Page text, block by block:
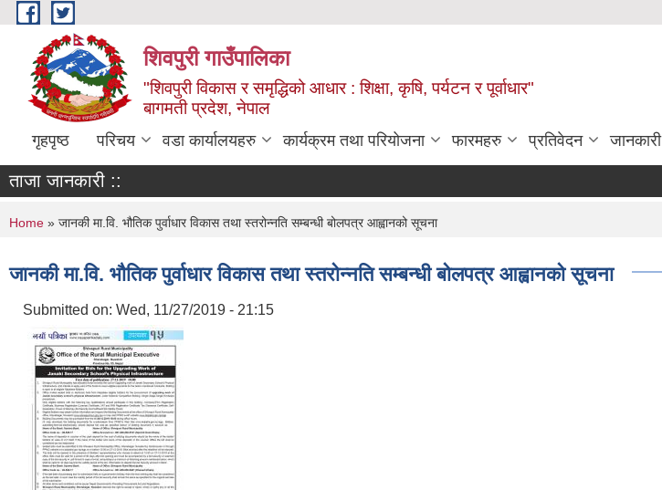
Skip to main content
शिवपुरी गाउँपालिका
"शिवपुरी विकास र समृद्धिको आधार : शिक्षा, कृषि, पर्यटन र पूर्वाधार"
बागमती प्रदेश, नेपाल
गृहपृष्ठ परिचय वडा कार्यालयहरु कार्यक्रम तथा परियोजना फारमहरु प्रतिवेदन जानकारी
ताजा जानकारी ::
You are here
Home » जानकी मा.वि. भौतिक पुर्वाधार विकास तथा स्तरोन्नति सम्बन्धी बोलपत्र आह्वानको सूचना
जानकी मा.वि. भौतिक पुर्वाधार विकास तथा स्तरोन्नति सम्बन्धी बोलपत्र आह्वानको सूचना
Submitted on: Wed, 11/27/2019 - 21:15